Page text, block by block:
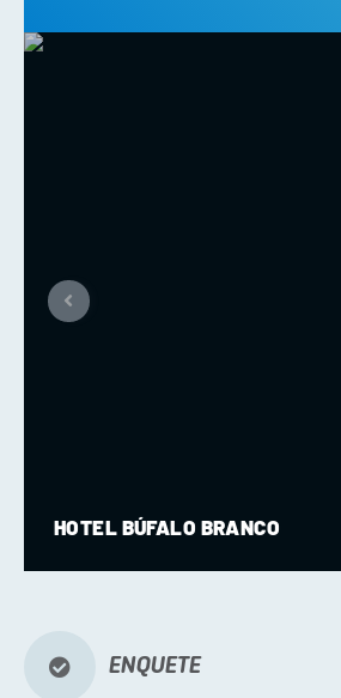
HOTEL BÚFALO BRANCO
ENQUETE